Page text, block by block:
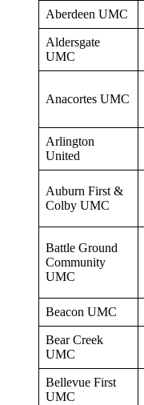
Aberdeen UMC
Aldersgate
UMC
Anacortes UMC
Arlington
United
Auburn First &
Colby UMC
Battle Ground
Community
UMC
Beacon UMC
Bear Creek
UMC
Bellevue First
UMC